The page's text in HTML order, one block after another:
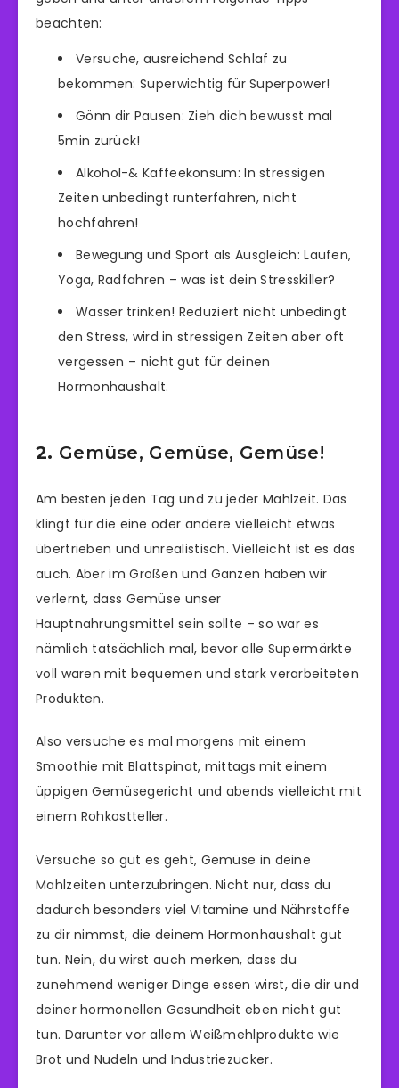
beachten:
Versuche, ausreichend Schlaf zu
bekommen: Superwichtig für Superpower!
Gönn dir Pausen: Zieh dich bewusst mal
5min zurück!
Alkohol-& Kaffeekonsum: In stressigen
Zeiten unbedingt runterfahren, nicht
hochfahren!
Bewegung und Sport als Ausgleich: Laufen,
Yoga, Radfahren – was ist dein Stresskiller?
Wasser trinken! Reduziert nicht unbedingt
den Stress, wird in stressigen Zeiten aber oft
vergessen – nicht gut für deinen
Hormonhaushalt.
2. Gemüse, Gemüse, Gemüse!
Am besten jeden Tag und zu jeder Mahlzeit. Das
klingt für die eine oder andere vielleicht etwas
übertrieben und unrealistisch. Vielleicht ist es das
auch. Aber im Großen und Ganzen haben wir
verlernt, dass Gemüse unser
Hauptnahrungsmittel sein sollte – so war es
nämlich tatsächlich mal, bevor alle Supermärkte
voll waren mit bequemen und stark verarbeiteten
Produkten.
Also versuche es mal morgens mit einem
Smoothie mit Blattspinat, mittags mit einem
üppigen Gemüsegericht und abends vielleicht mit
einem Rohkostteller.
Versuche so gut es geht, Gemüse in deine
Mahlzeiten unterzubringen. Nicht nur, dass du
dadurch besonders viel Vitamine und Nährstoffe
zu dir nimmst, die deinem Hormonhaushalt gut
tun. Nein, du wirst auch merken, dass du
zunehmend weniger Dinge essen wirst, die dir und
deiner hormonellen Gesundheit eben nicht gut
tun. Darunter vor allem Weißmehlprodukte wie
Brot und Nudeln und Industriezucker.